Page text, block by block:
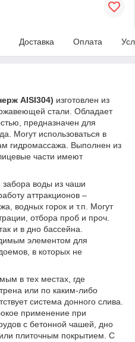
Доставка Оплата
AISI304) изготовлен из
стали. Обладает
предназначен для
Могут использоваться в
гидромассажа. Выполнен из
части имеют
забора воды из чаши
аттракционов –
водных горок и т.п. Могут
отбора проб и проч.
и в дно бассейна.
элементом для
в которых не
в тех местах, где
или по каким-либо
система донного слива.
применение при
с бетонной чашей, дно
плиточным покрытием. С